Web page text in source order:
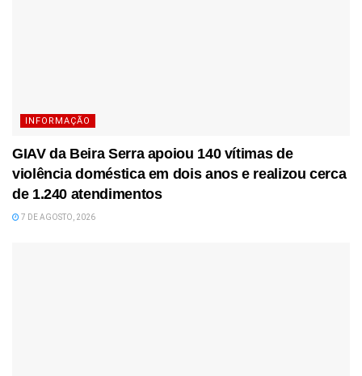
INFORMAÇÃO
GIAV da Beira Serra apoiou 140 vítimas de
violência doméstica em dois anos e realizou cerca
de 1.240 atendimentos
7 DE AGOSTO, 2026